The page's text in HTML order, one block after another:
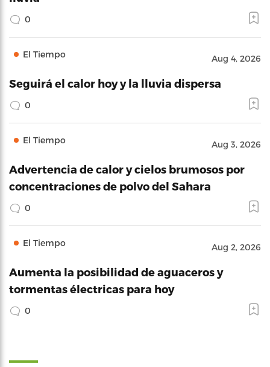
0
El Tiempo Aug 4, 2026
Seguirá el calor hoy y la lluvia dispersa
0
El Tiempo Aug 3, 2026
Advertencia de calor y cielos brumosos por
concentraciones de polvo del Sahara
0
El Tiempo Aug 2, 2026
Aumenta la posibilidad de aguaceros y
tormentas électricas para hoy
0